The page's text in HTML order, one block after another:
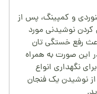
و کمپینگ، پس از
نوشیدنی مورد
رفع خستگی تان
این صورت به همراه
نگهداری انواع
نوشیدن یک فنجان